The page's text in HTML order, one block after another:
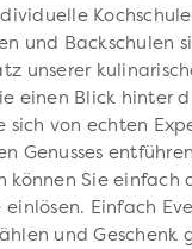
und Backschulen
unserer
einen Blick hinter
sich von echten
Genusses
können Sie einfach
einlösen. Einfach
und Geschenk